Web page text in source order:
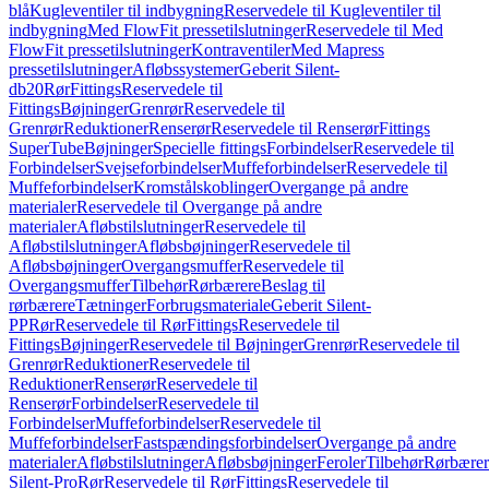
blåKugleventiler til indbygningReservedele til Kugleventiler til
indbygningMed FlowFit pressetilslutningerReservedele til Med
FlowFit pressetilslutningerKontraventilerMed Mapress
pressetilslutningerAfløbssystemerGeberit Silent-
db20RørFittingsReservedele til
FittingsBøjningerGrenrørReservedele til
GrenrørReduktionerRenserørReservedele til RenserørFittings
SuperTubeBøjningerSpecielle fittingsForbindelserReservedele til
ForbindelserSvejseforbindelserMuffeforbindelserReservedele til
MuffeforbindelserKromstålskoblingerOvergange på andre
materialerReservedele til Overgange på andre
materialerAfløbstilslutningerReservedele til
AfløbstilslutningerAfløbsbøjningerReservedele til
AfløbsbøjningerOvergangsmufferReservedele til
OvergangsmufferTilbehørRørbærereBeslag til
rørbærereTætningerForbrugsmaterialeGeberit Silent-
PPRørReservedele til RørFittingsReservedele til
FittingsBøjningerReservedele til BøjningerGrenrørReservedele til
GrenrørReduktionerReservedele til
ReduktionerRenserørReservedele til
RenserørForbindelserReservedele til
ForbindelserMuffeforbindelserReservedele til
MuffeforbindelserFastspændingsforbindelserOvergange på andre
materialerAfløbstilslutningerAfløbsbøjningerFerolerTilbehør
Silent-ProRørReservedele til RørFittingsReservedele til